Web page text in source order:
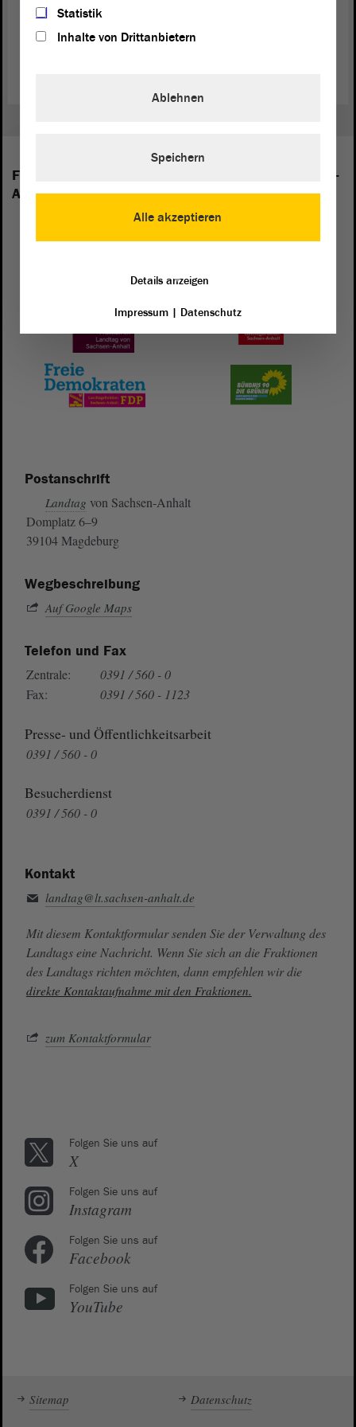
die fünf genannten Beitrittsprioritäten anknüpfen.
Folgende Fraktionen sind im Landtag von Sachsen-
Anhalt vertreten:
Postanschrift
Landtag von Sachsen-Anhalt
Domplatz 6–9
39104 Magdeburg
Wegbeschreibung
Auf Google Maps
Telefon und Fax
Zentrale:
0391 / 560 - 0
Fax:
0391 / 560 - 1123
Presse- und Öffentlichkeitsarbeit
0391 / 560 - 0
Besucherdienst
0391 / 560 - 0
Kontakt
landtag@lt.sachsen-anhalt.de
Mit diesem Kontaktformular senden Sie der Verwaltung des
Landtags eine Nachricht. Wenn Sie sich an die Fraktionen
des Landtags richten möchten, dann empfehlen wir die
direkte Kontaktaufnahme mit den Fraktionen.
zum Kontaktformular
Folgen Sie uns auf
X
Folgen Sie uns auf
Instagram
Folgen Sie uns auf
Facebook
Folgen Sie uns auf
YouTube
Sitemap Datenschutz
Statistik
Inhalte von Drittanbietern
Alle akzeptieren
Ablehnen
Speichern
Details anzeigen
Impressum| Datenschutz